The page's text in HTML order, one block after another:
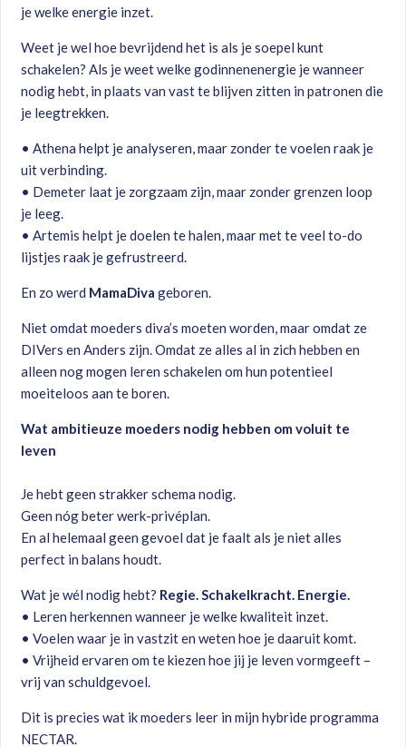
je welke energie inzet.
Weet je wel hoe bevrijdend het is als je soepel kunt
schakelen? Als je weet welke godinnenenergie je wanneer
nodig hebt, in plaats van vast te blijven zitten in patronen die
je leegtrekken.
• Athena helpt je analyseren, maar zonder te voelen raak je
uit verbinding.
• Demeter laat je zorgzaam zijn, maar zonder grenzen loop
je leeg.
• Artemis helpt je doelen te halen, maar met te veel to-do
lijstjes raak je gefrustreerd.
En zo werd MamaDiva geboren.
Niet omdat moeders diva’s moeten worden, maar omdat ze
DIVers en Anders zijn. Omdat ze alles al in zich hebben en
alleen nog mogen leren schakelen om hun potentieel
moeiteloos aan te boren.
Wat ambitieuze moeders nodig hebben om voluit te
leven
Je hebt geen strakker schema nodig.
Geen nóg beter werk-privéplan.
En al helemaal geen gevoel dat je faalt als je niet alles
perfect in balans houdt.
Wat je wél nodig hebt? Regie. Schakelkracht. Energie.
• Leren herkennen wanneer je welke kwaliteit inzet.
• Voelen waar je in vastzit en weten hoe je daaruit komt.
• Vrijheid ervaren om te kiezen hoe jij je leven vormgeeft –
vrij van schuldgevoel.
Dit is precies wat ik moeders leer in mijn hybride programma
NECTAR.